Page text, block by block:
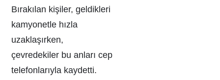
Bırakılan kişiler, geldikleri
kamyonetle hızla
uzaklaşırken,
çevredekiler bu anları cep
telefonlarıyla kaydetti.